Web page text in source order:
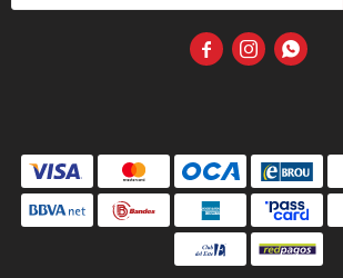
  